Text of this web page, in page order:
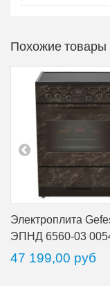
Похожие товары
Электроплита
ЭПНД 6560-03
47 199,00 руб